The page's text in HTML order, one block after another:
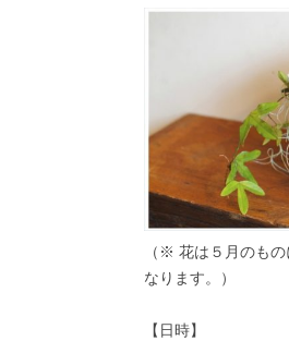
（※ 花は５月のも
なります。）
【日時】